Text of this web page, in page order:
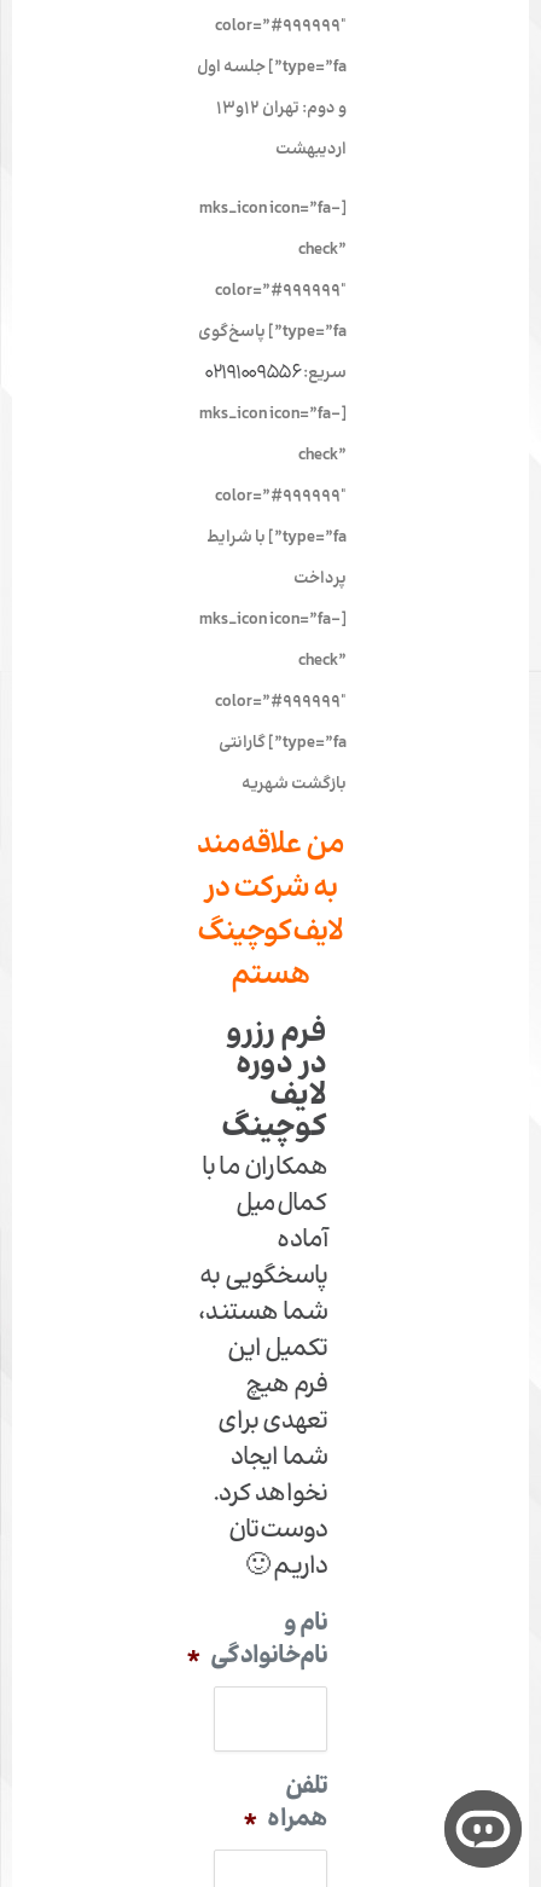
color=”#999999″
type=”fa”] جلسه اول
و دوم: تهران ۱۲و۱۳
اردیبهشت
[mks_icon icon=”fa-
check”
color=”#999999″
type=”fa”] پاسخ‌گوی
سریع:02191009556
[mks_icon icon=”fa-
check”
color=”#999999″
type=”fa”] با شرایط
پرداخت
[mks_icon icon=”fa-
check”
color=”#999999″
type=”fa”] گارانتی
بازگشت شهریه
من علاقه‌مند
به شرکت در
لایف‌کوچینگ
هستم
فرم رزرو
در دوره
لایف
کوچینگ
همکاران ما با
کمال‌میل
آماده
پاسخگویی به
شما هستند،
تکمیل این
فرم هیچ‌
تعهدی برای
شما ایجاد
نخواهد کرد.
دوست‌تان
داریم 🙂
نام‌ و
نام‌خانوادگی *
تلفن
همراه *